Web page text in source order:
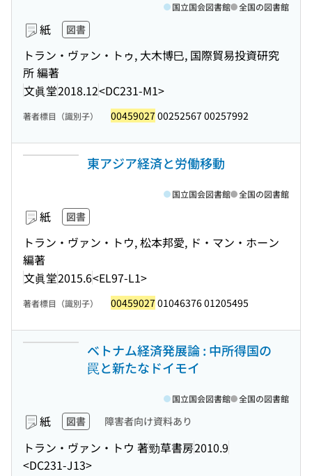
紙 図書
トラン・ヴァン・トゥ, 大木博巳, 国際貿易投資研究
所 編著
文眞堂2018.12<DC231-M1>
国立国会図書館 全国の図書館
著者標目（識別子） 00459027 00252567 00257992
東アジア経済と労働移動
紙 図書
トラン・ヴァン・トウ, 松本邦愛, ド・マン・ホーン
編著
文眞堂2015.6<EL97-L1>
国立国会図書館 全国の図書館
著者標目（識別子） 00459027 01046376 01205495
ベトナム経済発展論 : 中所得国の
罠と新たなドイモイ
紙 図書 障害者向け資料あり
トラン・ヴァン・トウ 著勁草書房2010.9
<DC231-J13>
国立国会図書館 全国の図書館